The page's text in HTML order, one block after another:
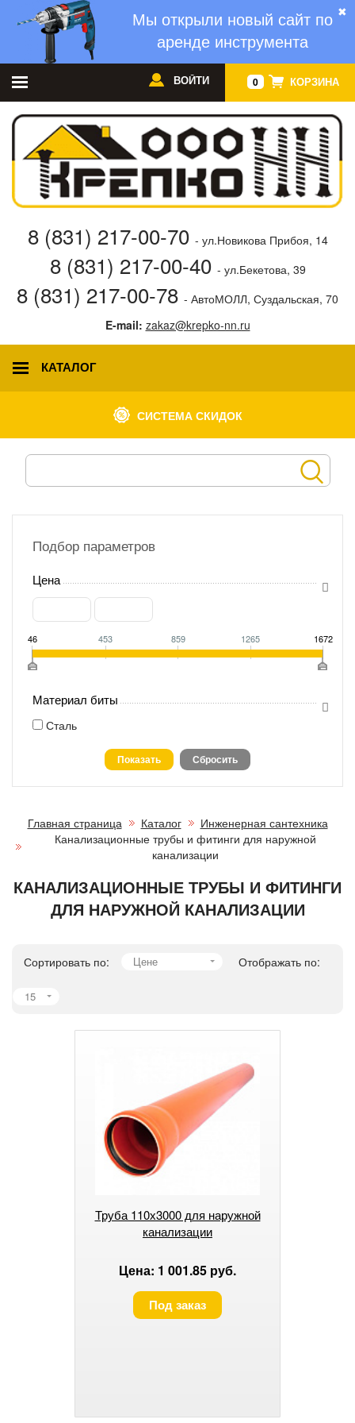
✖
Мы открыли новый сайт по
аренде инструмента
0 КОРЗИНА
ВОЙТИ
8 (831) 217-00-70 - ул.Новикова Прибоя, 14
8 (831) 217-00-40 - ул.Бекетова, 39
8 (831) 217-00-78 - АвтоМОЛЛ, Суздальская, 70
E-mail: zakaz@krepko-nn.ru
КАТАЛОГ
СИСТЕМА СКИДОК
Подбор параметров
Цена
46 453 859 1265 1672
Материал биты
Сталь
Главная страница Каталог
Инженерная сантехника
Канализационные трубы и фитинги для наружной
канализации
КАНАЛИЗАЦИОННЫЕ ТРУБЫ И ФИТИНГИ
ДЛЯ НАРУЖНОЙ КАНАЛИЗАЦИИ
Сортировать по: Цене Отображать по:
15
Труба 110х3000 для наружной
канализации
Цена: 1 001.85 руб.
Под заказ